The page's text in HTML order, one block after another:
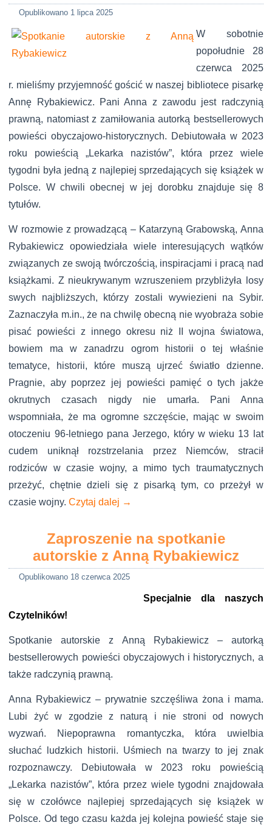
Opublikowano 1 lipca 2025
W sobotnie
popołudnie 28
czerwca 2025
r. mieliśmy przyjemność gościć w naszej bibliotece pisarkę
Annę Rybakiewicz. Pani Anna z zawodu jest radczynią
prawną, natomiast z zamiłowania autorką bestsellerowych
powieści obyczajowo-historycznych. Debiutowała w 2023
roku powieścią „Lekarka nazistów”, która przez wiele
tygodni była jedną z najlepiej sprzedających się książek w
Polsce. W chwili obecnej w jej dorobku znajduje się 8
tytułów.
W rozmowie z prowadzącą – Katarzyną Grabowską, Anna
Rybakiewicz opowiedziała wiele interesujących wątków
związanych ze swoją twórczością, inspiracjami i pracą nad
książkami. Z nieukrywanym wzruszeniem przybliżyła losy
swych najbliższych, którzy zostali wywiezieni na Sybir.
Zaznaczyła m.in., że na chwilę obecną nie wyobraża sobie
pisać powieści z innego okresu niż II wojna światowa,
bowiem ma w zanadrzu ogrom historii o tej właśnie
tematyce, historii, które muszą ujrzeć światło dzienne.
Pragnie, aby poprzez jej powieści pamięć o tych jakże
okrutnych czasach nigdy nie umarła. Pani Anna
wspomniała, że ma ogromne szczęście, mając w swoim
otoczeniu 96-letniego pana Jerzego, który w wieku 13 lat
cudem uniknął rozstrzelania przez Niemców, stracił
rodziców w czasie wojny, a mimo tych traumatycznych
przeżyć, chętnie dzieli się z pisarką tym, co przeżył w
czasie wojny.Czytaj dalej →
Zaproszenie na spotkanie
autorskie z Anną Rybakiewicz
Opublikowano 18 czerwca 2025
Specjalnie dla naszych
Czytelników!
Spotkanie autorskie z Anną Rybakiewicz – autorką
bestsellerowych powieści obyczajowych i historycznych, a
także radczynią prawną.
Anna Rybakiewicz – prywatnie szczęśliwa żona i mama.
Lubi żyć w zgodzie z naturą i nie stroni od nowych
wyzwań. Niepoprawna romantyczka, która uwielbia
słuchać ludzkich historii. Uśmiech na twarzy to jej znak
rozpoznawczy. Debiutowała w 2023 roku powieścią
„Lekarka nazistów”, która przez wiele tygodni znajdowała
się w czołówce najlepiej sprzedających się książek w
Polsce. Od tego czasu każda jej kolejna powieść staje się